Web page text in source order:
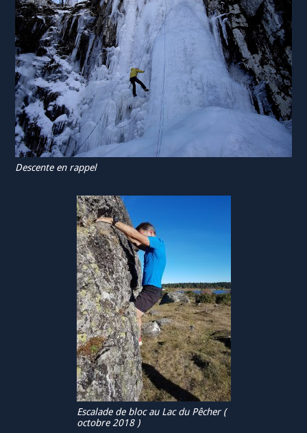
Descente en rappel
Escalade de bloc au Lac du Pêcher (
octobre 2018 )